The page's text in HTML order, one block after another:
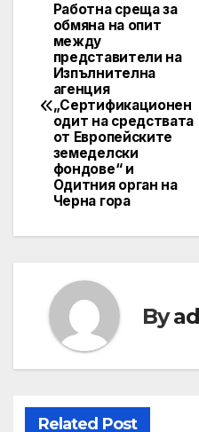
Post
navigation
Работна среща за
обмяна на опит
между
представители на
Изпълнителна
агенция
„Сертификационен
одит на средствата
от Европейските
земеделски
фондове“ и
Одитния орган на
Черна гора
By
Related Post